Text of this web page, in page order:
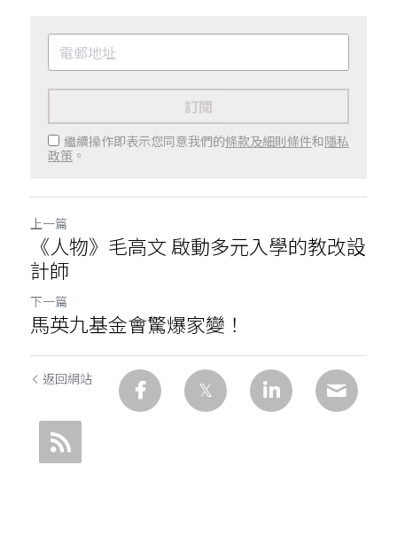
訂閱
繼續操作即表示您同意我們的條款及細則條件和隱私
政策 。
上一篇
《人物》毛高文 啟動多元入學的教改設
計師
下一篇
馬英九基金會驚爆家變！
返回網站